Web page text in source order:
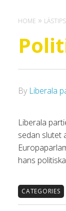
HOME
By Liberala
Liberala
sedan slutet
hans
CATEGORIES